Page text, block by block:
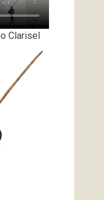
Clarisel